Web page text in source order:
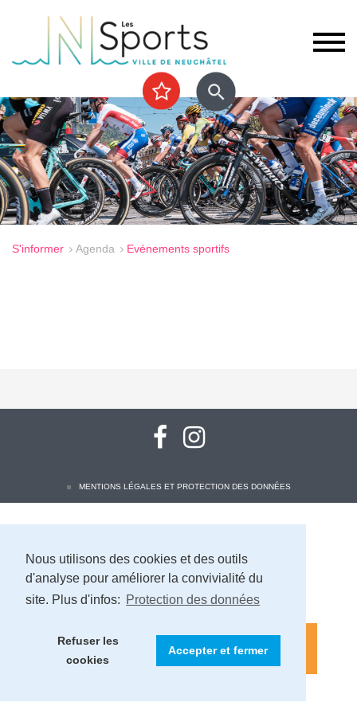
Nous utilisons des cookies et des outils
d'analyse pour améliorer la convivialité du
site. Plus d'infos: Protection des données
Refuser les
cookies
Accepter et fermer
S'informer Agenda Evénements sportifs
MENTIONS LÉGALES ET PROTECTION DES DONNÉES